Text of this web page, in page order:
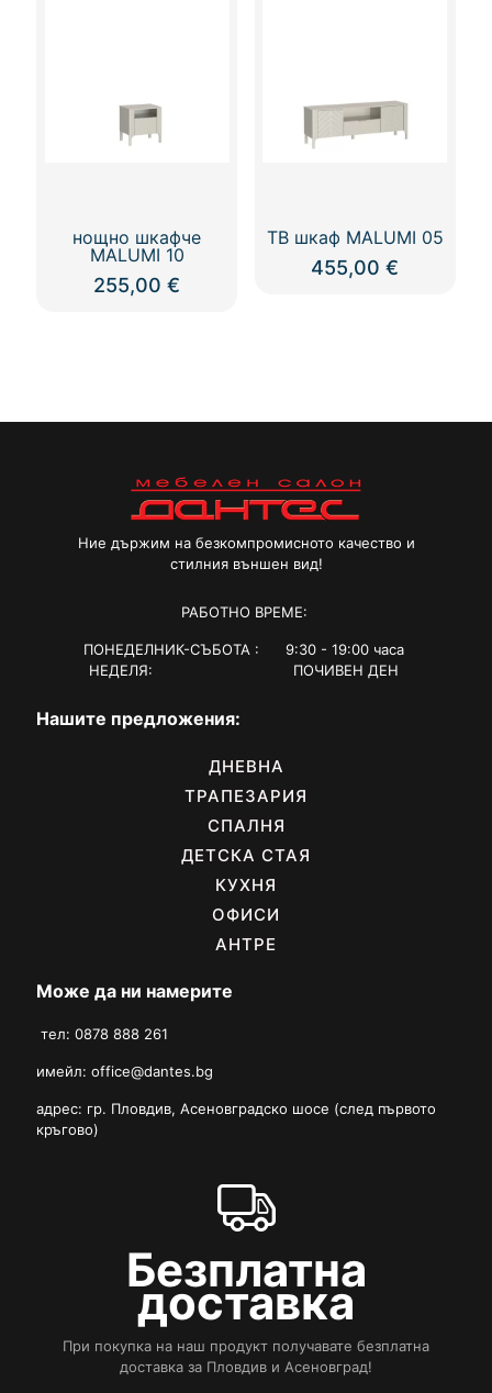
нощно шкафче
MALUMI 10
255,00€
ТВ шкаф MALUMI 05
455,00€
Ние държим на безкомпромисното качество и
стилния външен вид!
РАБОТНО ВРЕМЕ:
ПОНЕДЕЛНИК-СЪБОТА : 9:30 - 19:00 часа
НЕДЕЛЯ: ПОЧИВЕН ДЕН
Нашите предложения:
ДНЕВНА
ТРАПЕЗАРИЯ
СПАЛНЯ
ДЕТСКА СТАЯ
КУХНЯ
ОФИСИ
АНТРЕ
Може да ни намерите
тел: 0878 888 261
имейл: office@dantes.bg
адрес: гр. Пловдив, Асеновградско шосе (след първото
кръгово)
Безплатна
доставка
При покупка на наш продукт получавате безплатна
доставка за Пловдив и Асеновград!